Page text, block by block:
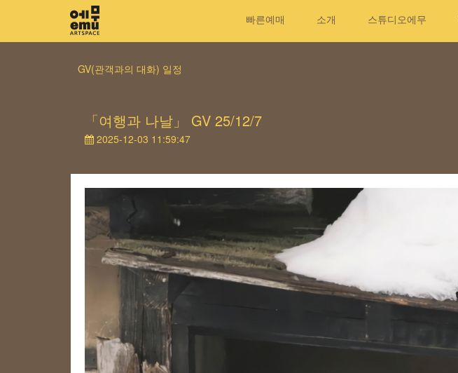
빠른예매 소개 스튜디오에무
GV(관객과의 대화) 일정
「여행과 나날」 GV 25/12/7
2025-12-03 11:59:47